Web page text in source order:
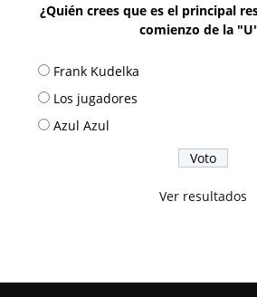
¿Quién crees que es el principal
comienzo de la
Frank Kudelka
Los jugadores
Azul Azul
Ver resultados